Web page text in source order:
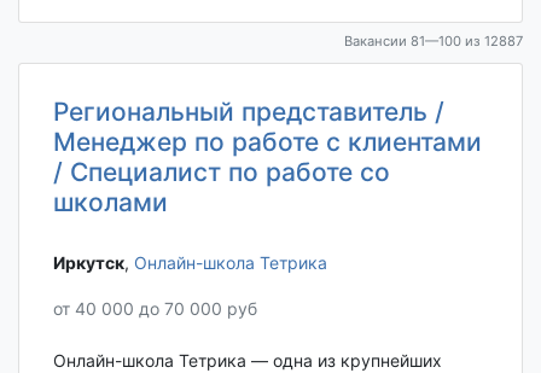
Вакансии 81—100 из 12887
Региональный представитель /
Менеджер по работе с клиентами
/ Специалист по работе со
школами
Иркутск‎, Онлайн-школа Тетрика
от 40 000 до 70 000 руб
Онлайн-школа Тетрика — одна из крупнейших